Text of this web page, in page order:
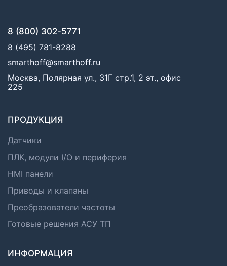
8 (800) 302-5771
8 (495) 781-8288
smarthoff@smarthoff.ru
Москва, Полярная ул., 31Г стр.1, 2 эт., офис
225
ПРОДУКЦИЯ
Датчики
ПЛК, модули I/O и периферия
HMI панели
Приводы и клапаны
Преобразователи частоты
Готовые решения АСУ ТП
ИНФОРМАЦИЯ